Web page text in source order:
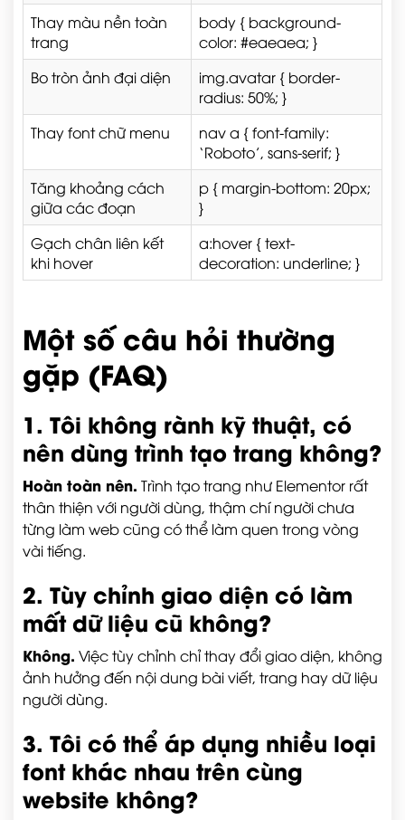
Thay màu nền toàn
trang
body { background-
color: #eaeaea; }
Bo tròn ảnh đại diện
img.avatar { border-
radius: 50%; }
Thay font chữ menu
nav a { font-family:
‘Roboto’, sans-serif; }
Tăng khoảng cách
giữa các đoạn
p { margin-bottom: 20px;
}
Gạch chân liên kết
khi hover
a:hover { text-
decoration: underline; }
Một số câu hỏi thường
gặp (FAQ)
1. Tôi không rành kỹ thuật, có
nên dùng trình tạo trang không?
Hoàn toàn nên. Trình tạo trang như Elementor rất
thân thiện với người dùng, thậm chí người chưa
từng làm web cũng có thể làm quen trong vòng
vài tiếng.
2. Tùy chỉnh giao diện có làm
mất dữ liệu cũ không?
Không. Việc tùy chỉnh chỉ thay đổi giao diện, không
ảnh hưởng đến nội dung bài viết, trang hay dữ liệu
người dùng.
3. Tôi có thể áp dụng nhiều loại
font khác nhau trên cùng
website không?